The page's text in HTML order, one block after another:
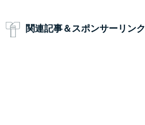
関連記事＆スポンサーリンク